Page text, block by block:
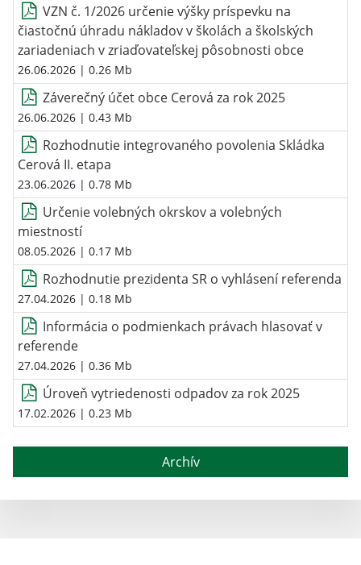
VZN č. 1/2026 určenie výšky príspevku na
čiastočnú úhradu nákladov v školách a školských
zariadeniach v zriaďovateľskej pôsobnosti obce
26.06.2026 | 0.26 Mb
Záverečný účet obce Cerová za rok 2025
26.06.2026 | 0.43 Mb
Rozhodnutie integrovaného povolenia Skládka
Cerová II. etapa
23.06.2026 | 0.78 Mb
Určenie volebných okrskov a volebných
miestností
08.05.2026 | 0.17 Mb
Rozhodnutie prezidenta SR o vyhlásení referenda
27.04.2026 | 0.18 Mb
Informácia o podmienkach právach hlasovať v
referende
27.04.2026 | 0.36 Mb
Úroveň vytriedenosti odpadov za rok 2025
17.02.2026 | 0.23 Mb
Archív